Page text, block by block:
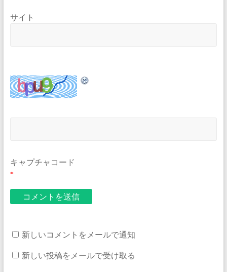
サイト
キャプチャコード
*
新しいコメントをメールで通知
新しい投稿をメールで受け取る